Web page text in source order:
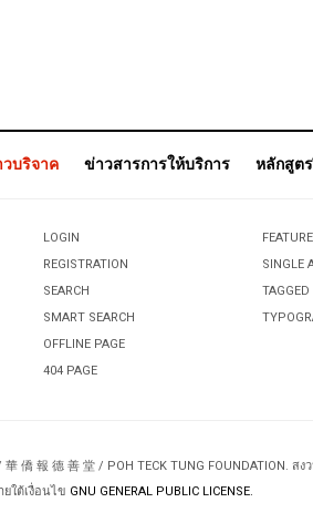
บริจาค ข่าวสารการให้บริการ หลักสูต
LOGIN
REGISTRATION
SEARCH
SMART SEARCH
OFFLINE PAGE
404 PAGE
SINGLE
僑 報 德 善 堂 / POH TECK TUNG FOUNDATION. ส
ใต้เงื่อนไข GNU GENERAL PUBLIC LICENSE.